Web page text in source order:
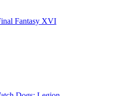
Fantasy XVI